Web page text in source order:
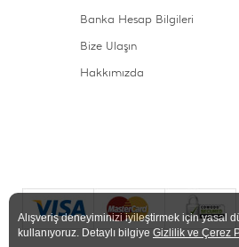
Banka Hesap Bilgileri
Bize Ulaşın
Hakkımızda
Alışveriş deneyiminizi iyileştirmek için yasal
kullanıyoruz. Detaylı bilgiye Gizlilik ve Çerez